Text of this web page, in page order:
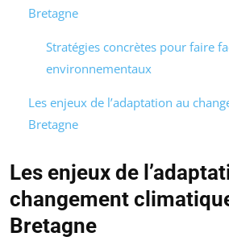
Bretagne
Stratégies concrètes pour faire
environnementaux
Les enjeux de l’adaptation au
Bretagne
Les enjeux de
changement
Bretagne